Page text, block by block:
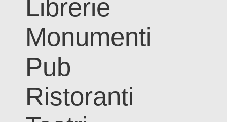
Librerie
Monumenti
Pub
Ristoranti